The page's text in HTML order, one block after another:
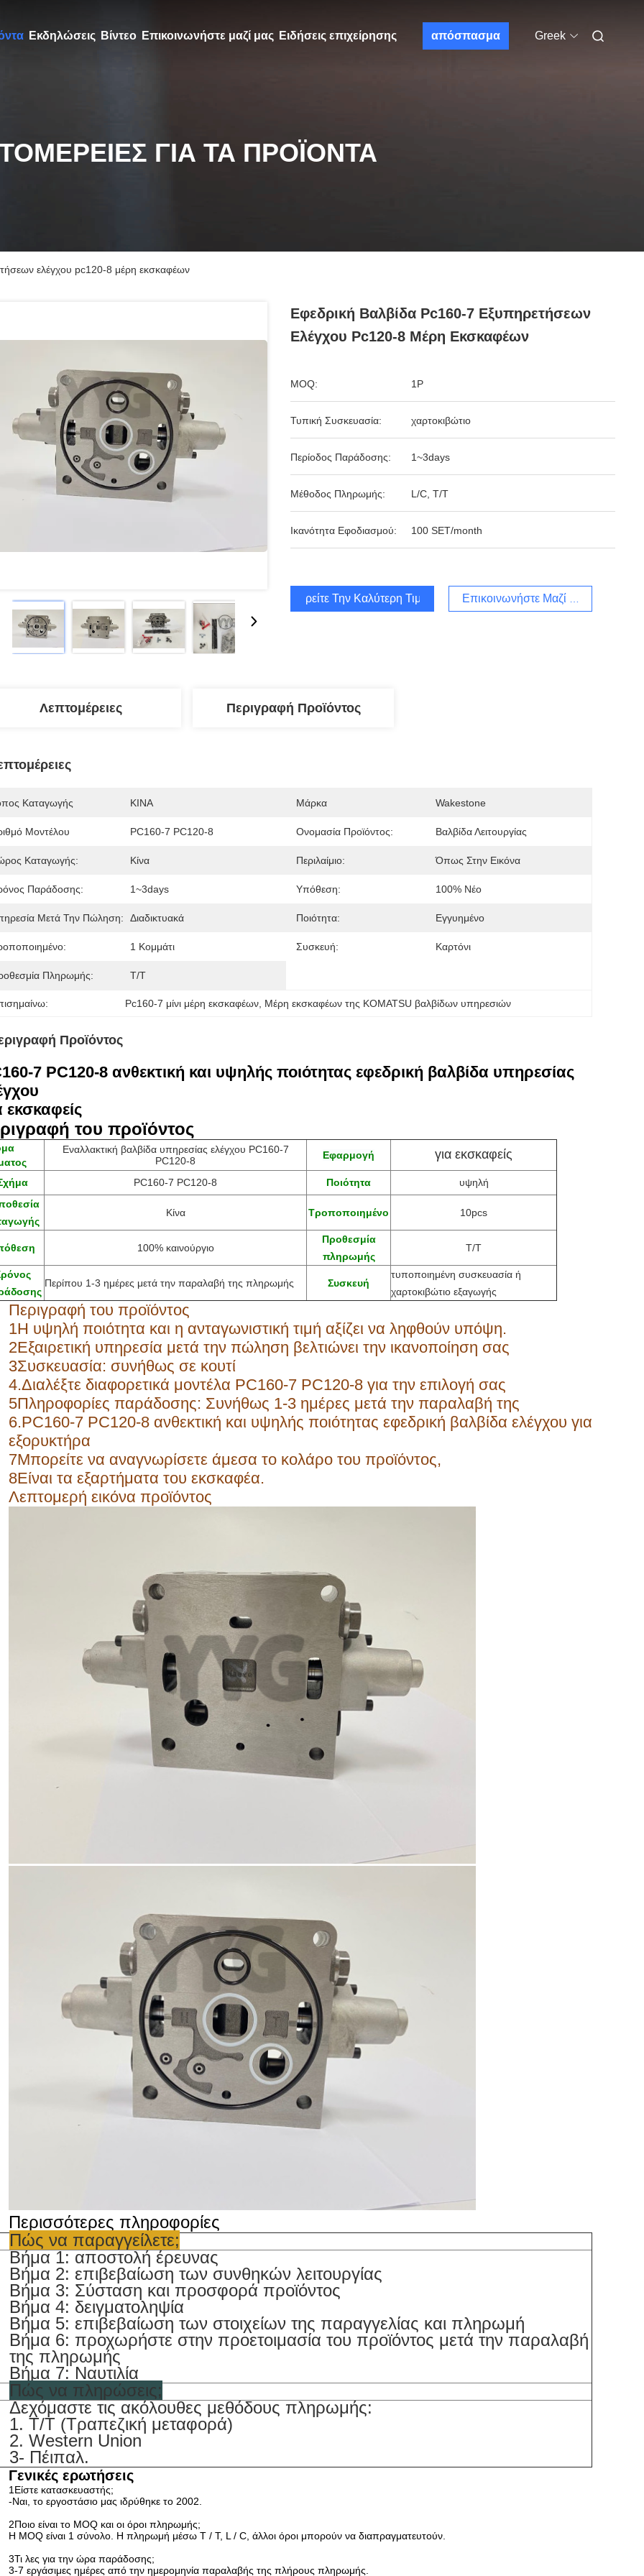
Εκδηλώσεις Βίντεο Επικοινωνήστε μαζί μας Ειδήσεις επιχείρησης απόσπασμα Greek
ΓΙΑ ΤΑ ΠΡΟΪΌΝΤΑ
ελέγχου pc120-8 μέρη εκσκαφέων
Εφεδρική Βαλβίδα Pc160-7 Εξυπηρετήσεων
Ελέγχου Pc120-8 Μέρη Εκσκαφέων
MOQ: 1P
Τυπική Συσκευασία: χαρτοκιβώτιο
Περίοδος Παράδοσης: 1~3days
Μέθοδος Πληρωμής: L/C, T/T
Ικανότητα Εφοδιασμού: 100 SET/month
Βρείτε Την Καλύτερη Τιμή Επικοινωνήστε Μαζί Μας
Λεπτομέρειες Περιγραφή Προϊόντος
Καταγωγής ΚΙΝΑ Μάρκα Wakestone
Μοντέλου PC160-7 PC120-8 Ονομασία Προϊόντος: Βαλβίδα Λειτουργίας
Καταγωγής: Κίνα Περιλαίμιο: Όπως Στην Εικόνα
Παράδοσης: 1~3days Υπόθεση: 100% Νέο
Μετά Την Πώληση: Διαδικτυακά Ποιότητα: Εγγυημένο
1 Κομμάτι Συσκευή: Καρτόνι
Πληρωμής: Τ/Τ
Pc160-7 μίνι μέρη εκσκαφέων Μέρη εκσκαφέων της KOMATSU βαλβίδων υπηρεσιών
Προϊόντος
7 PC120-8 ανθεκτική και υψηλής ποιότητας εφεδρική βαλβίδα υπηρεσίας
εκσκαφείς
του προϊόντος
Εναλλακτική βαλβίδα υπηρεσίας ελέγχου PC160-7
PC120-8
Εφαρμογή για εκσκαφείς
PC160-7 PC120-8 Ποιότητα
υψηλή
Κίνα Τροποποιημένο 10pcs
100% καινούργιο
Προθεσμία
πληρωμής
Τ/Τ
Περίπου 1-3 ημέρες μετά την παραλαβή της πληρωμής Συσκευή
τυποποιημένη συσκευασία ή
χαρτοκιβώτιο εξαγωγής
Περιγραφή του προϊόντος
1Η υψηλή ποιότητα και η ανταγωνιστική τιμή αξίζει να ληφθούν υπόψη.
2Εξαιρετική υπηρεσία μετά την πώληση βελτιώνει την ικανοποίηση σας
3Συσκευασία: συνήθως σε κουτί
4.Διαλέξτε διαφορετικά μοντέλα PC160-7 PC120-8 για την επιλογή σας
5Πληροφορίες παράδοσης: Συνήθως 1-3 ημέρες μετά την παραλαβή της
6.PC160-7 PC120-8 ανθεκτική και υψηλής ποιότητας εφεδρική βαλβίδα ελέγχου για
εξορυκτήρα
7Μπορείτε να αναγνωρίσετε άμεσα το κολάρο του προϊόντος,
8Είναι τα εξαρτήματα του εκσκαφέα.
Λεπτομερή εικόνα προϊόντος
Περισσότερες πληροφορίες
Πώς να παραγγείλετε;
Βήμα 1: αποστολή έρευνας
Βήμα 2: επιβεβαίωση των συνθηκών λειτουργίας
Βήμα 3: Σύσταση και προσφορά προϊόντος
Βήμα 4: δειγματοληψία
Βήμα 5: επιβεβαίωση των στοιχείων της παραγγελίας και πληρωμή
Βήμα 6: προχωρήστε στην προετοιμασία του προϊόντος μετά την παραλαβή
της πληρωμής
Βήμα 7: Ναυτιλία
Πώς να πληρώσεις;
Δεχόμαστε τις ακόλουθες μεθόδους πληρωμής:
1. T/T (Τραπεζική μεταφορά)
2. Western Union
3- Πέιπαλ.
Γενικές ερωτήσεις
1Είστε κατασκευαστής;
-Ναι, το εργοστάσιο μας ιδρύθηκε το 2002.
2Ποιο είναι το MOQ και οι όροι πληρωμής;
Η MOQ είναι 1 σύνολο. Η πληρωμή μέσω T / T, L / C, άλλοι όροι μπορούν να διαπραγματευτούν.
3Τι λες για την ώρα παράδοσης;
3-7 εργάσιμες ημέρες από την ημερομηνία παραλαβής της πλήρους πληρωμής.